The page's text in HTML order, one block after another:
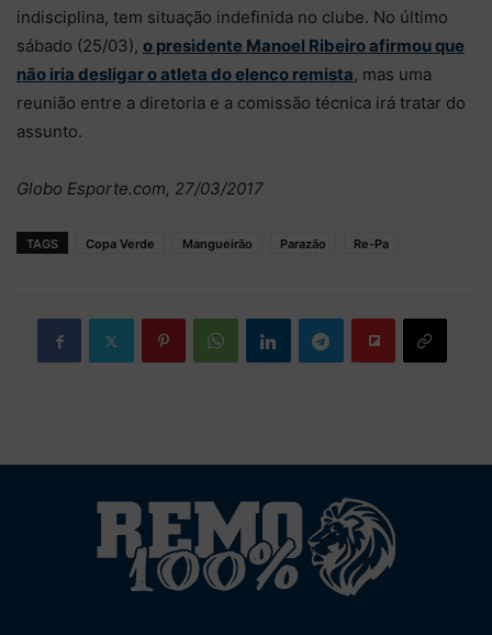
indisciplina, tem situação indefinida no clube. No último
sábado (25/03), o presidente Manoel Ribeiro afirmou que
não iria desligar o atleta do elenco remista, mas uma
reunião entre a diretoria e a comissão técnica irá tratar do
assunto.
Globo Esporte.com, 27/03/2017
TAGS Copa Verde Mangueirão Parazão Re-Pa